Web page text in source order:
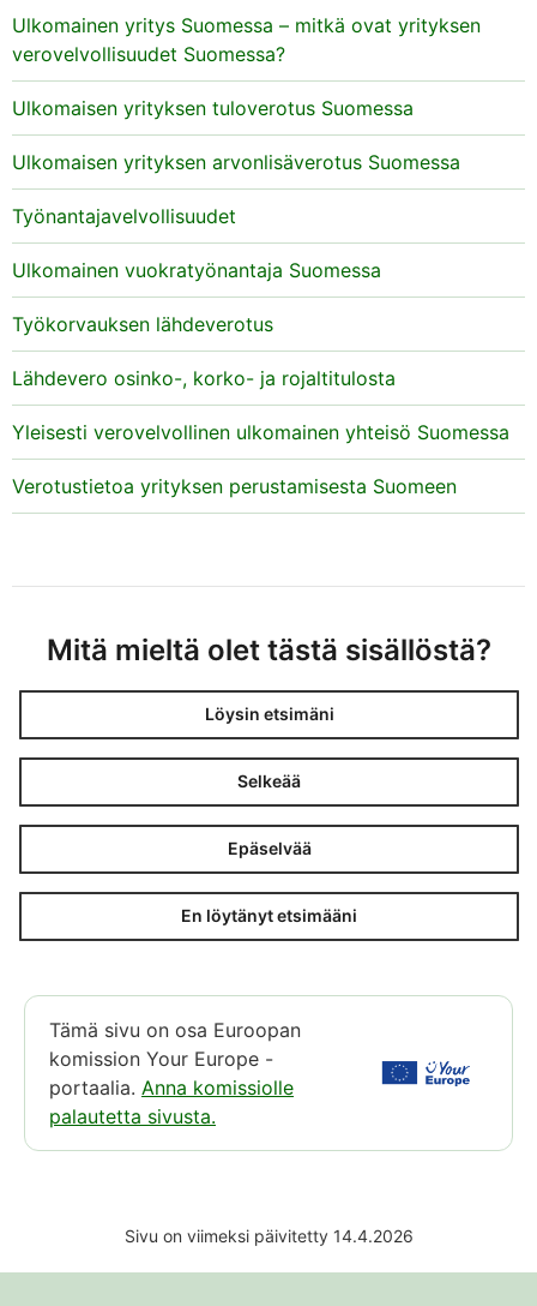
Ulkomainen yritys Suomessa – mitkä ovat yrityksen
verovelvollisuudet Suomessa?
Ulkomaisen yrityksen tuloverotus Suomessa
Ulkomaisen yrityksen arvonlisäverotus Suomessa
Työnantajavelvollisuudet
Ulkomainen vuokratyönantaja Suomessa
Työkorvauksen lähdeverotus
Lähdevero osinko-, korko- ja rojaltitulosta
Yleisesti verovelvollinen ulkomainen yhteisö Suomessa
Verotustietoa yrityksen perustamisesta Suomeen
Mitä mieltä olet tästä sisällöstä?
Löysin etsimäni
Selkeää
Epäselvää
En löytänyt etsimääni
Tämä sivu on osa Euroopan
komission Your Europe -
portaalia. Anna komissiolle
palautetta sivusta.
Sivu on viimeksi päivitetty 14.4.2026